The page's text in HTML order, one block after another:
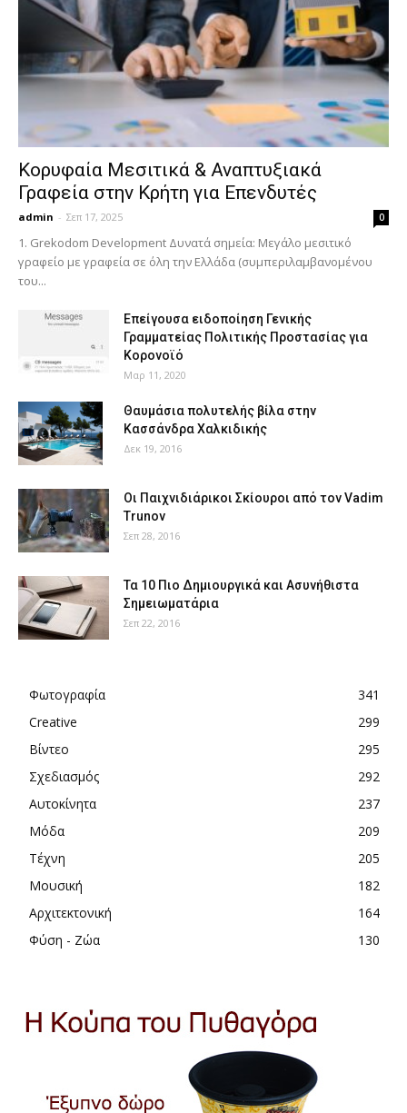
Κορυφαία Μεσιτικά & Αναπτυξιακά
Γραφεία στην Κρήτη για Επενδυτές
admin - Σεπ 17, 2025 0
1. Grekodom Development Δυνατά σημεία: Μεγάλο μεσιτικό
γραφείο με γραφεία σε όλη την Ελλάδα (συμπεριλαμβανομένου
του...
Επείγουσα ειδοποίηση Γενικής
Γραμματείας Πολιτικής Προστασίας για
Κορονοϊό
Μαρ 11, 2020
Θαυμάσια πολυτελής βίλα στην
Κασσάνδρα Χαλκιδικής
Δεκ 19, 2016
Οι Παιχνιδιάρικοι Σκίουροι από τον Vadim
Trunov
Σεπ 28, 2016
Τα 10 Πιο Δημιουργικά και Ασυνήθιστα
Σημειωματάρια
Σεπ 22, 2016
Φωτογραφία
341
Creative
299
Βίντεο
295
Σχεδιασμός
292
Αυτοκίνητα
237
Μόδα
209
Τέχνη
205
Μουσική
182
Αρχιτεκτονική
164
Φύση - Ζώα
130